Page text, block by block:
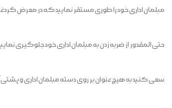
مبلمان اداری خود را طوری مستقر نمایید که در معرض
حتی المقدور از ضربه زدن به مبلمان اداری خود جلوگیری
سعی کنید به هیچ عنوان بر روی دسته مبلمان اداری و پشتی